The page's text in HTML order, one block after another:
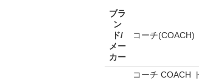
ブラ
ン
ド/
メー
カー
コーチ(COACH)
コーチ COACH